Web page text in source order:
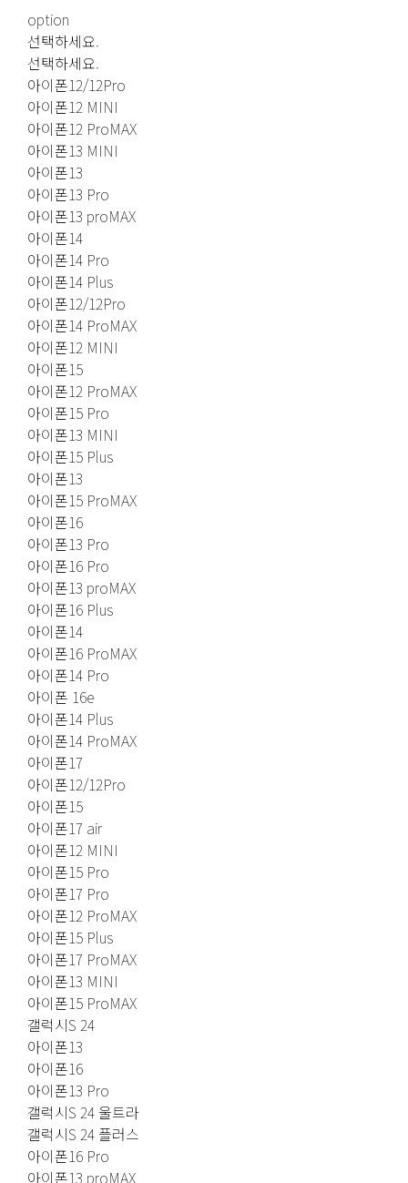
option
선택하세요.
선택하세요.
아이폰12/12Pro
아이폰12 MINI
아이폰12 ProMAX
아이폰13 MINI
아이폰13
아이폰13 Pro
아이폰13 proMAX
아이폰14
아이폰14 Pro
아이폰14 Plus
아이폰12/12Pro
아이폰14 ProMAX
아이폰12 MINI
아이폰15
아이폰12 ProMAX
아이폰15 Pro
아이폰13 MINI
아이폰15 Plus
아이폰13
아이폰15 ProMAX
아이폰16
아이폰13 Pro
아이폰16 Pro
아이폰13 proMAX
아이폰16 Plus
아이폰14
아이폰16 ProMAX
아이폰14 Pro
아이폰 16e
아이폰14 Plus
아이폰14 ProMAX
아이폰17
아이폰12/12Pro
아이폰15
아이폰17 air
아이폰12 MINI
아이폰15 Pro
아이폰17 Pro
아이폰12 ProMAX
아이폰15 Plus
아이폰17 ProMAX
아이폰13 MINI
아이폰15 ProMAX
갤럭시S 24
아이폰13
아이폰16
아이폰13 Pro
갤럭시S 24 울트라
갤럭시S 24 플러스
아이폰16 Pro
아이폰13 proMAX